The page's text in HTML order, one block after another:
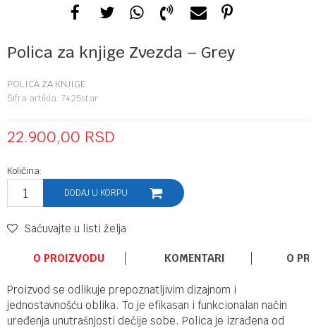
Polica za knjige Zvezda – Grey
POLICA ZA KNJIGE
Šifra artikla: 7425star
22.900,00 RSD
Količina:
DODAJ U KORPU
Sačuvajte u listi želja
O PROIZVODU KOMENTARI O
Proizvod se odlikuje prepoznatljivim dizajnom i
jednostavnošću oblika. To je efikasan i funkcionalan način
uređenja unutrašnjosti dečije sobe. Polica je izrađena od